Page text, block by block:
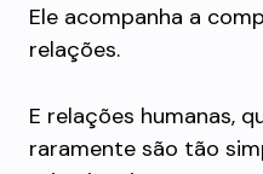
Ele acompanha a
relações.
E relações humanas,
raramente são tão